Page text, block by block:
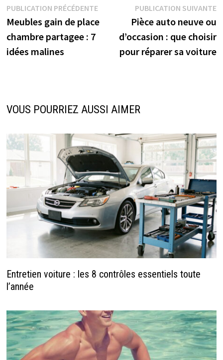
Navigation
de
l’article
PUBLICATION PRÉCÉDENTEPublication
précédente :
Meubles gain de place
chambre partagee : 7
idées malines
PUBLICATION SUIVANTE
Pièce auto neuve ou
d’occasion : que choisir
pour réparer sa voiture
VOUS POURRIEZ AUSSI AIMER
Entretien voiture : les 8 contrôles essentiels toute
l’année